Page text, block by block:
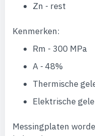
Zn - rest
Kenmerken:
Rm - 300 MPa
A - 48%
Thermische
Elektrische
Messingplaten